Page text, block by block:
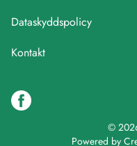
Dataskyddspolicy
Kontakt
©
Powered by